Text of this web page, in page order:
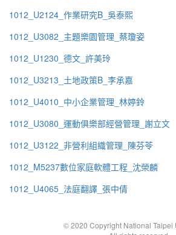
1012_U2124_作業研究B_吳泰熙
1012_U3082_主題樂園管理_蔡瓊姿
1012_U1230_德文_許美玲
1012_U3213_土地政策B_李承嘉
1012_U4010_中小企業管理_林婷鈴
1012_U3080_運動俱樂部經營管理_謝立文
1012_U3122_非營利組織管理_陳芬苓
1012_M5237數位家庭軟體工程_沈榮麟
1012_U4065_法庭翻譯_張中倩
© 2020 Copyright National Taipei